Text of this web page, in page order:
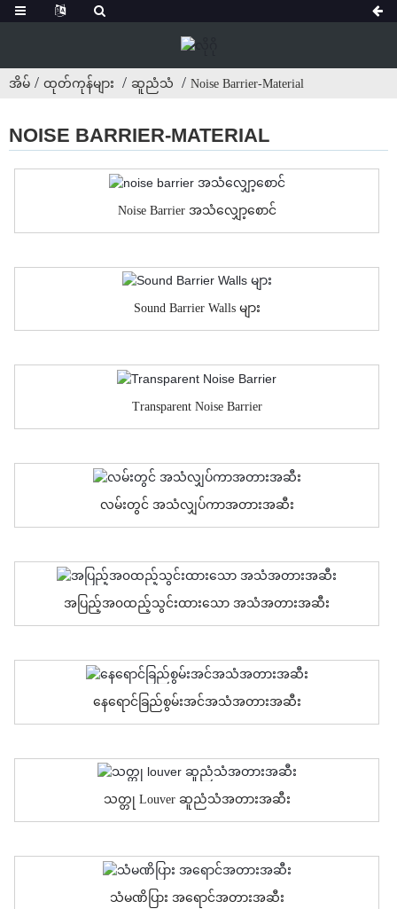
အိမ် ထုတ်ကုန်များ ဆူညံသံ Noise Barrier-Material
NOISE BARRIER-MATERIAL
Noise Barrier အသံလျှော့စောင်
Sound Barrier Walls များ
Transparent Noise Barrier
လမ်းတွင် အသံလျှပ်ကာအတားအဆီး
အပြည့်အ၀ထည့်သွင်းထားသော အသံအတားအဆီး
နေရောင်ခြည်စွမ်းအင်အသံအတားအဆီး
သတ္တု Louver ဆူညံသံအတားအဆီး
သံမဏိပြား အရောင်အတားအဆီး